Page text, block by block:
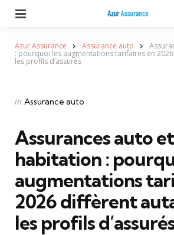
Azur Assurance Assurance auto
: pourquoi les augmentations tarifaires en
les profils d’assurés
Categories
Posted
in Assurance auto
Assurances auto et
habitation :
augmentations
2026 diffèrent
les profils